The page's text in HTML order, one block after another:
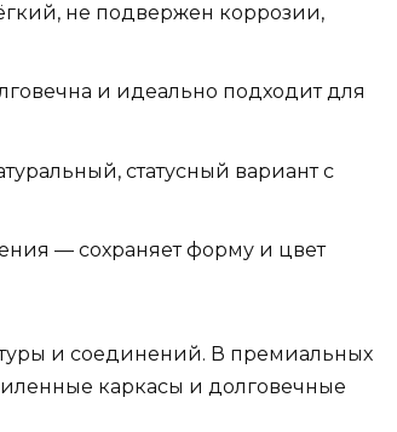
не подвержен коррозии,
и идеально подходит для
статусный вариант с
— сохраняет форму и цвет
и соединений. В премиальных
каркасы и долговечные